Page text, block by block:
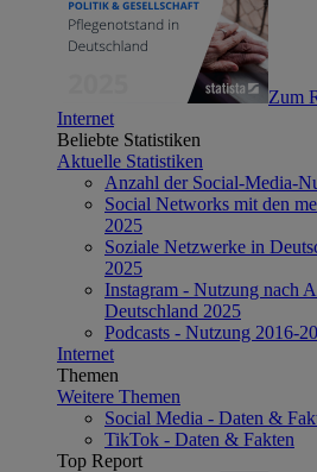
Zum
Internet
Beliebte Statistiken
Aktuelle Statistiken
Anzahl der Social-Media-
Social Networks mit den
2025
Soziale Netzwerke in
2025
Instagram - Nutzung nach
Deutschland 2025
Podcasts - Nutzung 2016-
Internet
Themen
Weitere Themen
Social Media - Daten &
TikTok - Daten & Fakten
Top Report